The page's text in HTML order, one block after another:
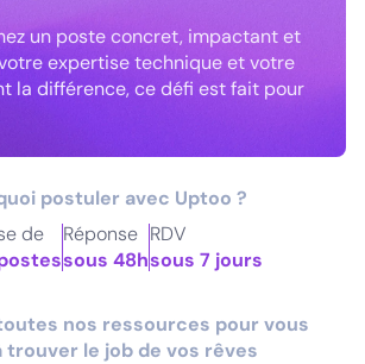
un poste concret, impactant et
expertise technique et votre
la différence, ce défi est fait pour
postuler avec Uptoo ?
de
Réponse
sous 48h
RDV
sous 7 jours
nos ressources pour vous
trouver le job de vos rêves